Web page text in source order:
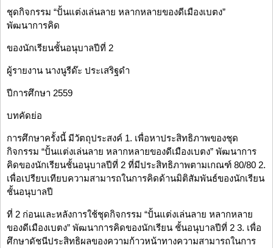
ชุดกิจกรรม “ปั้นแต่งเล่นลาย หลากหลายของดีเมืองเบตง”
พัฒนาการคิด
ของนักเรียนชั้นอนุบาลปีที่ 2
ผู้รายงาน นางนูรีด๊ะ ประเสริฐดำ
ปีการศึกษา 2559
บทคัดย่อ
การศึกษาครั้งนี้ มีวัตถุประสงค์ 1. เพื่อหาประสิทธิภาพของชุด
กิจกรรม “ปั้นแต่งเล่นลาย หลากหลายของดีเมืองเบตง” พัฒนาการ
คิดของนักเรียนชั้นอนุบาลปีที่ 2 ที่มีประสิทธิภาพตามเกณฑ์ 80/80 2.
เพื่อเปรียบเทียบความสามารถในการคิดด้านมิติสัมพันธ์ของนักเรียน
ชั้นอนุบาลปี
ที่ 2 ก่อนและหลังการใช้ชุดกิจกรรม “ปั้นแต่งเล่นลาย หลากหลาย
ของดีเมืองเบตง” พัฒนาการคิดของนักเรียน ชั้นอนุบาลปีที่ 2 3. เพื่อ
ศึกษาดัชนีประสิทธิผลของความก้าวหน้าทางความสามารถในการ